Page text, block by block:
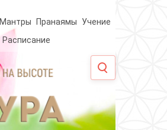
Мантры Пранаямы
Учение
Расписание